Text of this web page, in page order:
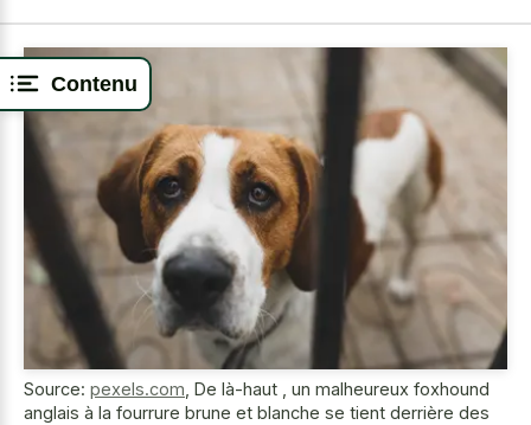
Contenu
Source: pexels.com De là-haut , un malheureux foxhound
anglais à la fourrure brune et blanche se tient derrière des